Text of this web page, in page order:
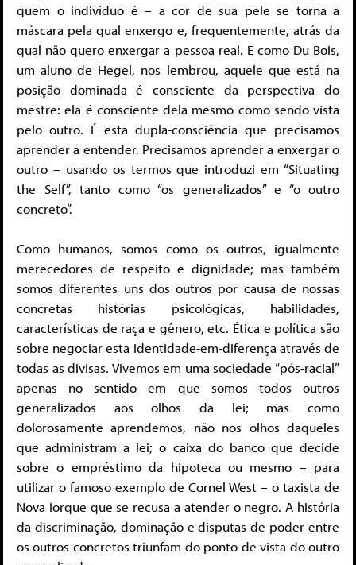
quem o indivíduo é – a cor de sua pele se torna a
máscara pela qual enxergo e, frequentemente, atrás da
qual não quero enxergar a pessoa real. E como Du Bois,
um aluno de Hegel, nos lembrou, aquele que está na
posição dominada é consciente da perspectiva do
mestre: ela é consciente dela mesmo como sendo vista
pelo outro. É esta dupla-consciência que precisamos
aprender a entender. Precisamos aprender a enxergar o
outro – usando os termos que introduzi em “Situating
the Self”, tanto como “os generalizados” e “o outro
concreto”.
Como humanos, somos como os outros, igualmente
merecedores de respeito e dignidade; mas também
somos diferentes uns dos outros por causa de nossas
concretas histórias psicológicas, habilidades,
características de raça e gênero, etc. Ética e política são
sobre negociar esta identidade-em-diferença através de
todas as divisas. Vivemos em uma sociedade “pós-racial”
apenas no sentido em que somos todos outros
generalizados aos olhos da lei; mas como
dolorosamente aprendemos, não nos olhos daqueles
que administram a lei; o caixa do banco que decide
sobre o empréstimo da hipoteca ou mesmo – para
utilizar o famoso exemplo de Cornel West – o taxista de
Nova Iorque que se recusa a atender o negro. A história
da discriminação, dominação e disputas de poder entre
os outros concretos triunfam do ponto de vista do outro